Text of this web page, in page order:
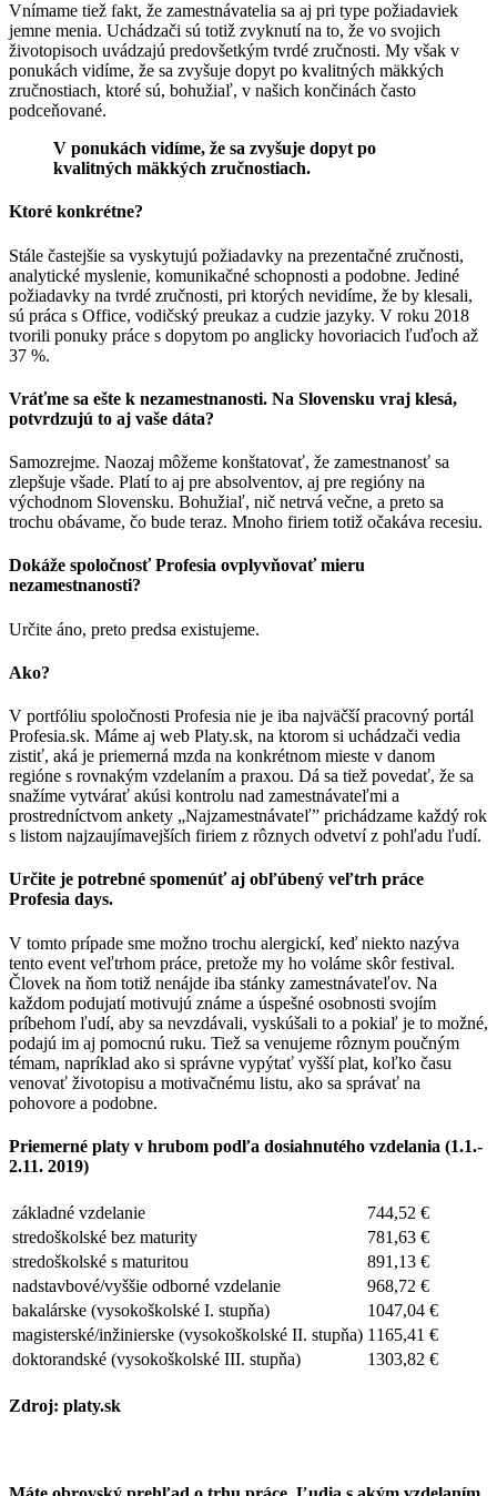
Vnímame tiež fakt, že zamestnávatelia sa aj pri type požiadaviek
jemne menia. Uchádzači sú totiž zvyknutí na to, že vo svojich
životopisoch uvádzajú predovšetkým tvrdé zručnosti. My však v
ponukách vidíme, že sa zvyšuje dopyt po kvalitných mäkkých
zručnostiach, ktoré sú, bohužiaľ, v našich končinách často
podceňované.
V ponukách vidíme, že sa zvyšuje dopyt po
kvalitných mäkkých zručnostiach.
Ktoré konkrétne?
Stále častejšie sa vyskytujú požiadavky na prezentačné zručnosti,
analytické myslenie, komunikačné schopnosti a podobne. Jediné
požiadavky na tvrdé zručnosti, pri ktorých nevidíme, že by klesali,
sú práca s Office, vodičský preukaz a cudzie jazyky. V roku 2018
tvorili ponuky práce s dopytom po anglicky hovoriacich ľuďoch až
37 %.
Vráťme sa ešte k nezamestnanosti. Na Slovensku vraj klesá,
potvrdzujú to aj vaše dáta?
Samozrejme. Naozaj môžeme konštatovať, že zamestnanosť sa
zlepšuje všade. Platí to aj pre absolventov, aj pre regióny na
východnom Slovensku. Bohužiaľ, nič netrvá večne, a preto sa
trochu obávame, čo bude teraz. Mnoho firiem totiž očakáva recesiu.
Dokáže spoločnosť Profesia ovplyvňovať mieru
nezamestnanosti?
Určite áno, preto predsa existujeme.
Ako?
V portfóliu spoločnosti Profesia nie je iba najväčší pracovný portál
Profesia.sk. Máme aj web Platy.sk, na ktorom si uchádzači vedia
zistiť, aká je priemerná mzda na konkrétnom mieste v danom
regióne s rovnakým vzdelaním a praxou. Dá sa tiež povedať, že sa
snažíme vytvárať akúsi kontrolu nad zamestnávateľmi a
prostredníctvom ankety „Najzamestnávateľ” prichádzame každý rok
s listom najzaujímavejších firiem z rôznych odvetví z pohľadu ľudí.
Určite je potrebné spomenúť aj obľúbený veľtrh práce
Profesia days.
V tomto prípade sme možno trochu alergickí, keď niekto nazýva
tento event veľtrhom práce, pretože my ho voláme skôr festival.
Človek na ňom totiž nenájde iba stánky zamestnávateľov. Na
každom podujatí motivujú známe a úspešné osobnosti svojím
príbehom ľudí, aby sa nevzdávali, vyskúšali to a pokiaľ je to možné,
podajú im aj pomocnú ruku. Tiež sa venujeme rôznym poučným
témam, napríklad ako si správne vypýtať vyšší plat, koľko času
venovať životopisu a motivačnému listu, ako sa správať na
pohovore a podobne.
Priemerné platy v hrubom podľa dosiahnutého vzdelania (1.1.-
2.11. 2019)
základné vzdelanie
744,52 €
stredoškolské bez maturity
781,63 €
stredoškolské s maturitou
891,13 €
nadstavbové/vyššie odborné vzdelanie
968,72 €
bakalárske (vysokoškolské I. stupňa)
1047,04 €
magisterské/inžinierske (vysokoškolské II. stupňa) 1165,41 €
doktorandské (vysokoškolské III. stupňa)
1303,82 €
Zdroj: platy.sk